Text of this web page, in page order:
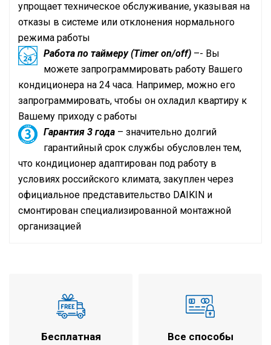
упрощает техническое обслуживание, указывая на
отказы в системе или отклонения нормального
режима работы
Работа по таймеру (Timer on/off) –- Вы
можете запрограммировать работу Вашего
кондиционера на 24 часа. Например, можно его
запрограммировать, чтобы он охладил квартиру к
Вашему приходу с работы
Гарантия 3 года – значительно долгий
гарантийный срок службы обусловлен тем,
что кондиционер адаптирован под работу в
условиях российского климата, закуплен через
официальное представительство DAIKIN и
смонтирован специализированной монтажной
организацией
Режим работы
обогрев
Холодопроизводительность
Теплопроизводительность
5,0 кВт
Бесплатная
Все способы